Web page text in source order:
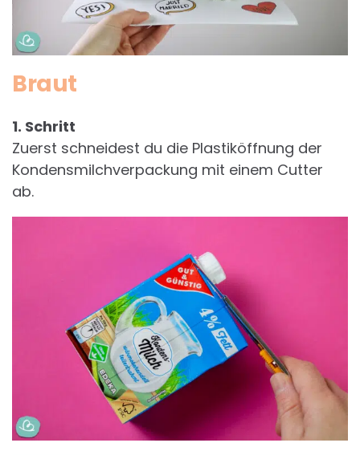
Braut
1. Schritt
Zuerst schneidest du die Plastiköffnung der
Kondensmilchverpackung mit einem Cutter
ab.